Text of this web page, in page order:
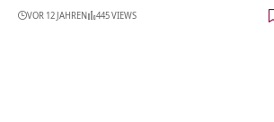
VOR 12 JAHREN 445 VIEWS